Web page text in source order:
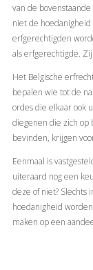
van de
niet de
erfgerechtigden
als erfgerechtigde.
Het Belgische
bepalen wie tot de
ordes die elkaar ook
diegenen die zich op
bevinden, krijgen
Eenmaal is
uiteraard nog een
deze of niet? Slechts
hoedanigheid
maken op een